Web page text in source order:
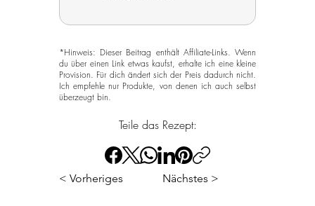
*Hinweis: Dieser Beitrag enthält Affiliate-Links. Wenn
du über einen Link etwas kaufst, erhalte ich eine kleine
Provision. Für dich ändert sich der Preis dadurch nicht.
Ich empfehle nur Produkte, von denen ich auch selbst
überzeugt bin.
Teile das Rezept:
< Vorheriges Nächstes >